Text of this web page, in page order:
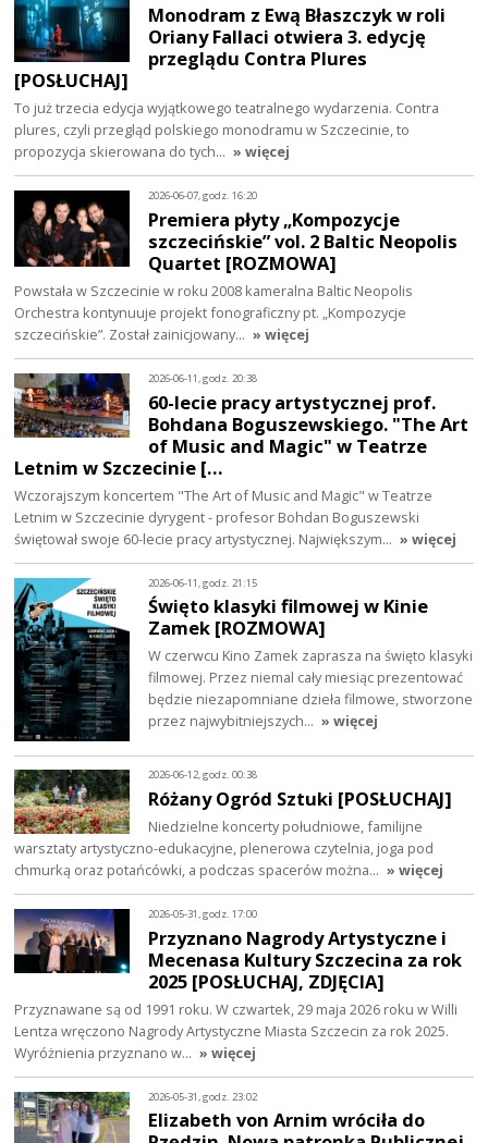
Monodram z Ewą Błaszczyk w roli
Oriany Fallaci otwiera 3. edycję
przeglądu Contra Plures
[POSŁUCHAJ]
To już trzecia edycja wyjątkowego teatralnego wydarzenia. Contra
plures, czyli przegląd polskiego monodramu w Szczecinie, to
propozycja skierowana do tych… » więcej
2026-06-07, godz. 16:20
Premiera płyty „Kompozycje
szczecińskie” vol. 2 Baltic Neopolis
Quartet [ROZMOWA]
Powstała w Szczecinie w roku 2008 kameralna Baltic Neopolis
Orchestra kontynuuje projekt fonograficzny pt. „Kompozycje
szczecińskie”. Został zainicjowany… » więcej
2026-06-11, godz. 20:38
60-lecie pracy artystycznej prof.
Bohdana Boguszewskiego. "The Art
of Music and Magic" w Teatrze
Letnim w Szczecinie […
Wczorajszym koncertem "The Art of Music and Magic" w Teatrze
Letnim w Szczecinie dyrygent - profesor Bohdan Boguszewski
świętował swoje 60-lecie pracy artystycznej. Największym… » więcej
2026-06-11, godz. 21:15
Święto klasyki filmowej w Kinie
Zamek [ROZMOWA]
W czerwcu Kino Zamek zaprasza na święto klasyki
filmowej. Przez niemal cały miesiąc prezentować
będzie niezapomniane dzieła filmowe, stworzone
przez najwybitniejszych… » więcej
2026-06-12, godz. 00:38
Różany Ogród Sztuki [POSŁUCHAJ]
Niedzielne koncerty południowe, familijne
warsztaty artystyczno-edukacyjne, plenerowa czytelnia, joga pod
chmurką oraz potańcówki, a podczas spacerów można… » więcej
2026-05-31, godz. 17:00
Przyznano Nagrody Artystyczne i
Mecenasa Kultury Szczecina za rok
2025 [POSŁUCHAJ, ZDJĘCIA]
Przyznawane są od 1991 roku. W czwartek, 29 maja 2026 roku w Willi
Lentza wręczono Nagrody Artystyczne Miasta Szczecin za rok 2025.
Wyróżnienia przyznano w… » więcej
2026-05-31, godz. 23:02
Elizabeth von Arnim wróciła do